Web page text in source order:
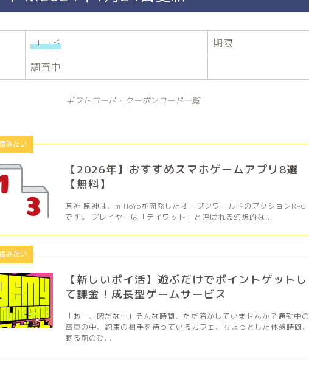
コード
期限
調査中
ギフトコード・クーポンコード一覧
【2026年】おすすめスマホゲームアプリ8選
【無料】
原神 原神は、miHoYoが開発したオープンワールドのアクションRPG
です。 プレイヤーは「テイワット」と呼ばれる幻想的な...
【新しいポイ活】遊ぶだけでポイントゲットし
て課金！成長型ゲームサービス
「あー、暇だな…」そんな時間、ただ溶かしていませんか？通勤中の
電車の中、約束の相手を待っているカフェ、ちょっとした休憩時間、
眠る前のひ...